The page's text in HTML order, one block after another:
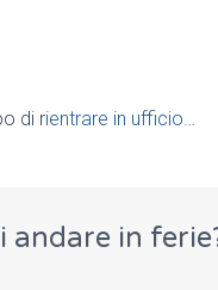
di rientrare in ufficio…
andare in